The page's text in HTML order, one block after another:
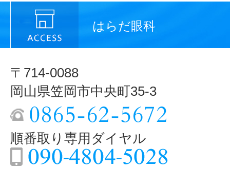
はらだ眼科
〒714-0088
岡山県笠岡市中央町35-3
順番取り専用ダイヤル